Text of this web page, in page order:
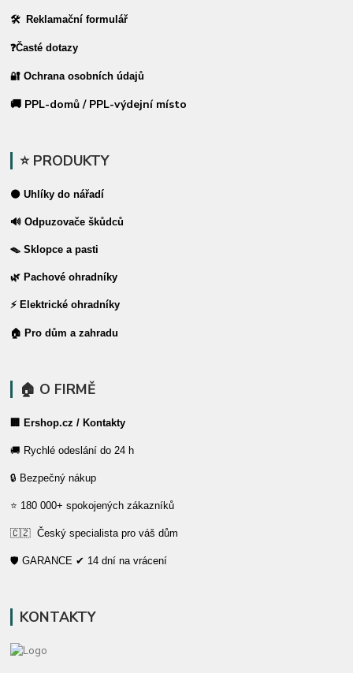
🛠 Reklamační formulář
❓Časté dotazy
🔐 Ochrana osobních údajů
🚚 PPL-domů / PPL-výdejní místo
⭐ PRODUKTY
⚫ Uhlíky do nářadí
🔊 Odpuzovače škůdců
🪤 Sklopce a pasti
🌿 Pachové ohradníky
⚡ Elektrické ohradníky
🏠 Pro dům a zahradu
🏠 O FIRMĚ
🏢 Ershop.cz / Kontakty
🚚 Rychlé odeslání do 24 h
🔒 Bezpečný nákup
⭐ 180 000+ spokojených zákazníků
🇨🇿 Český specialista pro váš dům
🛡️ GARANCE ✔ 14 dní na vrácení
KONTAKTY